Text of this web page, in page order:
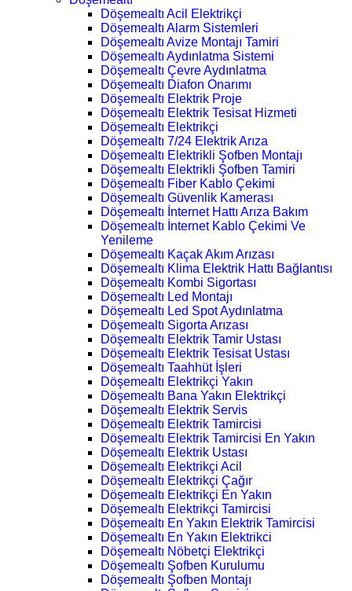
Döşemealtı Acil Elektrikçi
Döşemealtı Alarm Sistemleri
Döşemealtı Avize Montajı Tamiri
Döşemealtı Aydınlatma Sistemi
Döşemealtı Çevre Aydınlatma
Döşemealtı Diafon Onarımı
Döşemealtı Elektrik Proje
Döşemealtı Elektrik Tesisat Hizmeti
Döşemealtı Elektrikçi
Döşemealtı 7/24 Elektrik Arıza
Döşemealtı Elektrikli Şofben Montajı
Döşemealtı Elektrikli Şofben Tamiri
Döşemealtı Fiber Kablo Çekimi
Döşemealtı Güvenlik Kamerası
Döşemealtı İnternet Hattı Arıza Bakım
Döşemealtı İnternet Kablo Çekimi Ve
Yenileme
Döşemealtı Kaçak Akım Arızası
Döşemealtı Klima Elektrik Hattı Bağlantısı
Döşemealtı Kombi Sigortası
Döşemealtı Led Montajı
Döşemealtı Led Spot Aydınlatma
Döşemealtı Sigorta Arızası
Döşemealtı Elektrik Tamir Ustası
Döşemealtı Elektrik Tesisat Ustası
Döşemealtı Taahhüt İşleri
Döşemealtı Elektrikçi Yakın
Döşemealtı Bana Yakın Elektrikçi
Döşemealtı Elektrik Servis
Döşemealtı Elektrik Tamircisi
Döşemealtı Elektrik Tamircisi En Yakın
Döşemealtı Elektrik Ustası
Döşemealtı Elektrikçi Acil
Döşemealtı Elektrikçi Çağır
Döşemealtı Elektrikçi En Yakın
Döşemealtı Elektrikçi Tamircisi
Döşemealtı En Yakın Elektrik Tamircisi
Döşemealtı En Yakın Elektrikci
Döşemealtı Nöbetçi Elektrikçi
Döşemealtı Şofben Kurulumu
Döşemealtı Şofben Montajı